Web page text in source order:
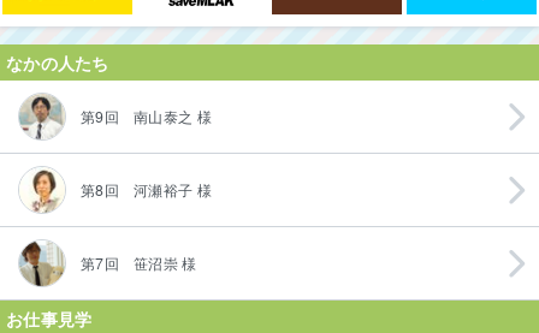
なかの人たち
第9回 南山泰之 様
第8回 河瀬裕子 様
第7回 笹沼崇 様
お仕事見学